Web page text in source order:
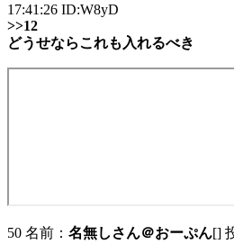
17:41:26 ID:W8yD
>>12
どうせならこれも入れるべき
50 名前： 名無しさん＠おーぷん[]